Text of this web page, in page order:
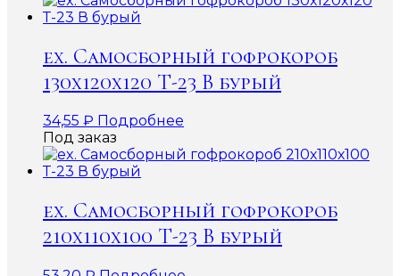
ex. Самосборный гофрокороб
130х120х120 Т-23 В бурый
34,55 ₽ Подробнее
Под заказ
ex. Самосборный гофрокороб
210х110х100 Т-23 В бурый